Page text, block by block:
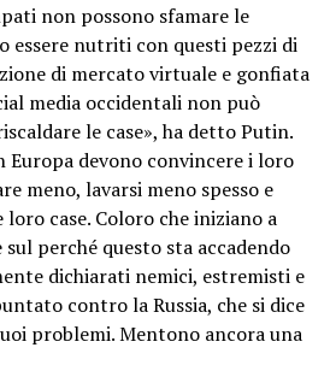
non possono sfamare le
essere nutriti con questi pezzi di
di mercato virtuale e gonfiata
media occidentali non può
le case», ha detto Putin.
devono convincere i loro
meno, lavarsi meno spesso e
case. Coloro che iniziano a
perché questo sta accadendo
dichiarati nemici, estremisti e
contro la Russia, che si dice
problemi. Mentono ancora una